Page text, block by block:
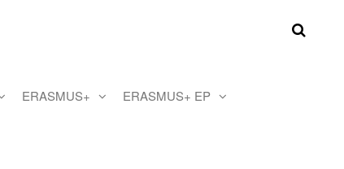
ERASMUS+ ERASMUS+ EP